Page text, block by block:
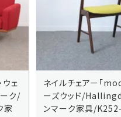
ネイルチェアー「model32」（ロ
ーズウッド/Hallingdal・YE）/デ
ンマーク家具/K252-43a